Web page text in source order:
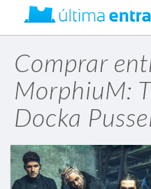
Comprar
MorphiuM:
Docka